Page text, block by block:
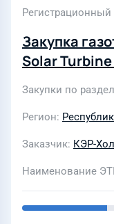
Закупка
Solar Turbine
Закупки по
Регион
Заказчик КЭР-
Наименование